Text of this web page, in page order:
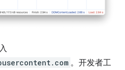
。开发者工